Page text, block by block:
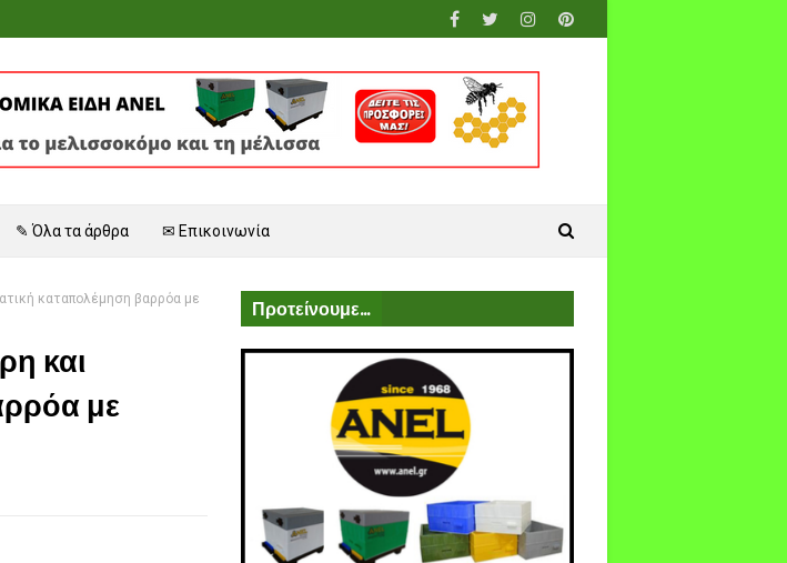
✎ Όλα τα άρθρα ✉ Επικοινωνία
καταπολέμηση βαρρόα με
και
με
Προτείνουμε...